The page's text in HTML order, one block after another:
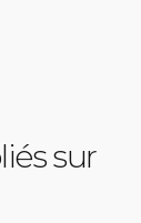
sur